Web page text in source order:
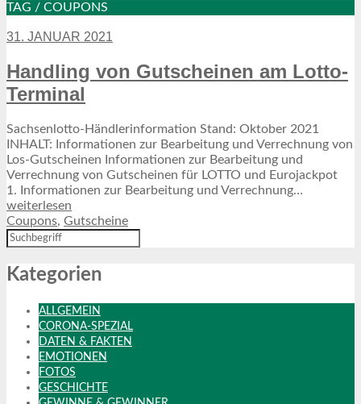
TAG / COUPONS
31. JANUAR 2021
Handling von Gutscheinen am Lotto-
Terminal
Sachsenlotto-Händlerinformation Stand: Oktober 2021
INHALT: Informationen zur Bearbeitung und Verrechnung von
Los-Gutscheinen Informationen zur Bearbeitung und
Verrechnung von Gutscheinen für LOTTO und Eurojackpot
1. Informationen zur Bearbeitung und Verrechnung…
weiterlesen
Coupons, Gutscheine
Kategorien
ALLGEMEIN
CORONA-SPEZIAL
DATEN & FAKTEN
EMOTIONEN
FOTOS
GESCHICHTE